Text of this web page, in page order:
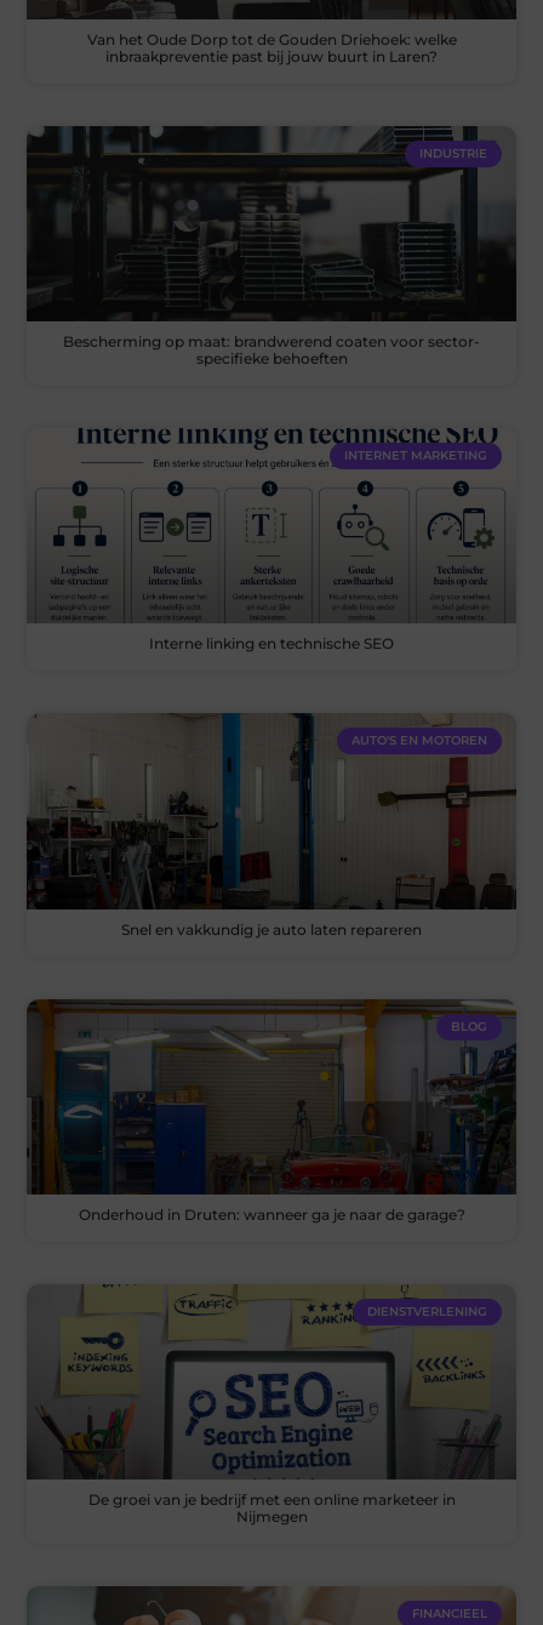
Van het Oude Dorp tot de Gouden Driehoek: welke
inbraakpreventie past bij jouw buurt in Laren?
INDUSTRIE
Bescherming op maat: brandwerend coaten voor sector-
specifieke behoeften
INTERNET MARKETING
Interne linking en technische SEO
AUTO'S EN MOTOREN
Snel en vakkundig je auto laten repareren
BLOG
Onderhoud in Druten: wanneer ga je naar de garage?
DIENSTVERLENING
De groei van je bedrijf met een online marketeer in
Nijmegen
FINANCIEEL